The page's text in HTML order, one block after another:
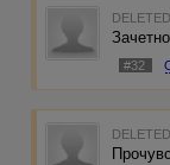
DELETED
#32
DELETED